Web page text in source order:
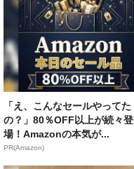
「え、こんなセールやってた
の？」80％OFF以上が続々登
場！Amazonの本気が...
PR(Amazon)